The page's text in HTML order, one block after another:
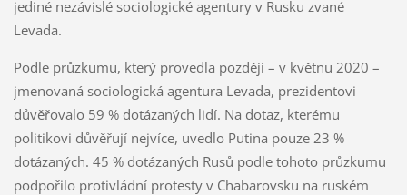
jediné nezávislé sociologické agentury v Rusku zvané
Levada.
Podle průzkumu, který provedla později – v květnu 2020 –
jmenovaná sociologická agentura Levada, prezidentovi
důvěřovalo 59 % dotázaných lidí. Na dotaz, kterému
politikovi důvěřují nejvíce, uvedlo Putina pouze 23 %
dotázaných. 45 % dotázaných Rusů podle tohoto průzkumu
podpořilo protivládní protesty v Chabarovsku na ruském